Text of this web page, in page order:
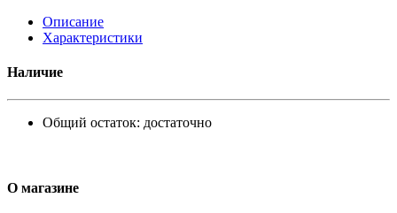
Описание
Характеристики
Наличие
Общий остаток: достаточно
О магазине